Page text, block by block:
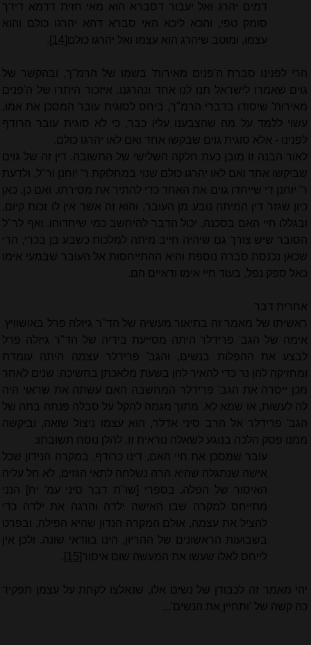
דמים יהרג ואל יעבור דסברא הוא מאי חזית דדמא דידך
סומק טפי, והכא ליכא האי סברא דהא יהרגו כולם והוא
עצמו, ומוטב שיהרג הוא עצמו ואל יהרגו כולם [14]
.
הרי לפנינו סברת ה'פנים מאירות' בשמו של הרמ"ך, ובהקשר של
גוים שאמרו לישראל תנו לנו אחד ונהרגנו. איזכור היתרו של ה'פנים
מאירות' שיסודו בדברי הרמ"ך, ביחס לסוגית עובר המסכן את אמו,
עשוי ללמד על מה שהצבענו עליו כבר, כי לא סוגית עובר הרודף
לפנינו - אלא סוגית גוים שבקשו אחד ואם לאו יהרגו כולם.
לאור הבנה זו מובן כעת חלקה השלישי של התשובה. דין זה של גוים
שביקשו אחד ואם לאו יהרגו כולם שנוי במחלוקת ר' יוחנן ור"ל, ולדעת
ר' יוחנן די שייחדו גוים את האחד כדי להתיר את מסירתו. ואם כן, כאן
כיון שגזר דין המיתה נובע מן העובר, והוא זה אשר אין לו זכות קיום,
ובגללו חיי האם בסכנה, יכול הדבר להיחשב כמי שיחדוהו. ואף לר"ל
הסובר שיש צורך גם שיהיה חייב מיתה למלכות כשבע בן בכרי, הרי
שכאן נכנסת סברה נוספת והיא ההתייחסות אל העובר שבמעי אימו
כאל ספק נפל, בעוד חיי אימו ודאיים הם.
אחרית דבר
ראשיתו של מאמר זה בתיאור מעשיה של הד"ר גיזלה פרל באושוויץ.
אימה של הגב' פרידלר היתה מסייעת בידיה של הד"ר גיזלה פרל
לבצע את ההפלות בנשים, והגב' פרידלר עצמה היתה עומדת
ומחזיקה להן נר כדי להאיר להן בשעת מלאכתן בחשיכה. שנים לאחר
מכן ייסרה את הגב' פרידלר המחשבה האם עשתה את שראוי היה
לה לעשות, או שמא לא. מתוך מגמה להקל על סבלה פנתה בתה של
הגב' פרידלר אל הרב סיני אדלר, הוא עצמו ניצול שואה, וביקשה
ממנו פסק הלכה בנוגע לשאלה נוראית זו. להלן נוסח תשובתו:
עובר שמסכן את חיי האם, דינו כרודף. במקרה הנידון שכל
אישה שנתגלה שהיא הרה נשלחה לתאי הגזים, לא חל עליה
האיסור של הפלה. בספרי [שו"ת דבר סיני עמ' יח] הנני
מתייחס למקרה שבו האישה ילדה והרגה את ילדה כדי
להציל את עצמה, אולם המקרה הנדון שהיא הפילה, ובפרט
בשבועות הראשונים של ההריון, הינו בוודאי שונה. ולכן אין
לייחס לאלו שעשו את המעשה שום איסור[15]
.
יהי מאמר זה לכבודן של נשים אלו, שנאלצו לקחת על עצמן תפקיד
כה קשה של 'ותחייןָ את הנשים'...